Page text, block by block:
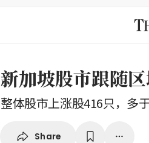
新加坡股市跟随
整体股市上涨股416只，多
Share